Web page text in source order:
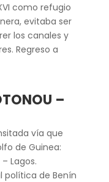
como refugio
evitaba ser
los canales y
Regreso a
–
vía que
de Guinea:
Lagos.
política de Benín